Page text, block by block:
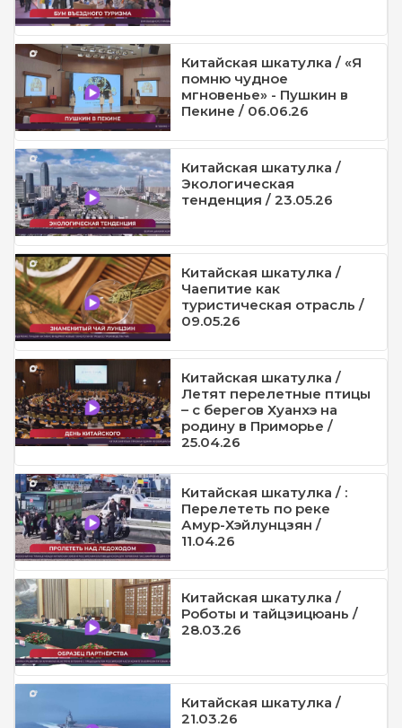
Китайская шкатулка / «Я
помню чудное
мгновенье» - Пушкин в
Пекине / 06.06.26
Китайская шкатулка /
Экологическая
тенденция / 23.05.26
Китайская шкатулка /
Чаепитие как
туристическая отрасль /
09.05.26
Китайская шкатулка /
Летят перелетные птицы
– с берегов Хуанхэ на
родину в Приморье /
25.04.26
Китайская шкатулка / :
Перелететь по реке
Амур-Хэйлунцзян /
11.04.26
Китайская шкатулка /
Роботы и тайцзицюань /
28.03.26
Китайская шкатулка /
21.03.26